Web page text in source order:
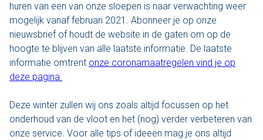
Leiden
Den Haag
Loosdrecht
Tarieven
huren van een van onze sloepen is naar verwachting weer
mogelijk vanaf februari 2021. Abonneer je op onze
nieuwsbrief of houdt de website in de gaten om op de
hoogte te blijven van alle laatste informatie. De laatste
informatie omtrent onze coronamaatregelen vind je op
deze pagina.
Deze winter zullen wij ons zoals altijd focussen op het
onderhoud van de vloot en het (nog) verder verbeteren van
onze service. Voor alle tips of ideeën mag je ons altijd